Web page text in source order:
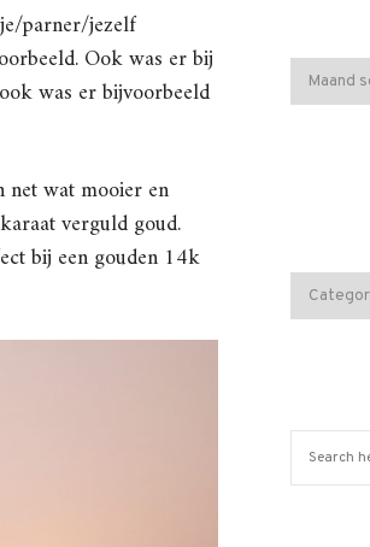
parner/jezelf
Ook was er bij
was er bijvoorbeeld
net wat mooier en
verguld goud.
bij een gouden 14k